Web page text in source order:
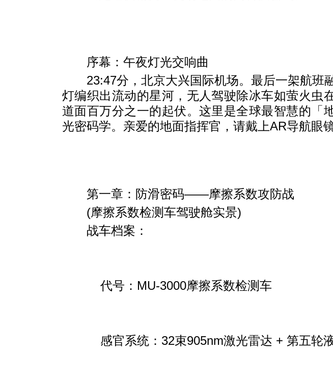
序幕：午夜灯光交响曲
23:47分，北京大兴国际机场。最后一架航班
灯编织出流动的星河，无人驾驶除冰车如萤火虫
道面百万分之一的起伏。这里是全球最智慧的「
光密码学。亲爱的地面指挥官，请戴上AR导航眼
第一章：防滑密码——摩擦系数攻防战
(摩擦系数检测车驾驶舱实景)
战车档案 ：
代号 ：MU-3000摩擦系数检测车
感官系统 ：32束905nm激光雷达 + 第五轮